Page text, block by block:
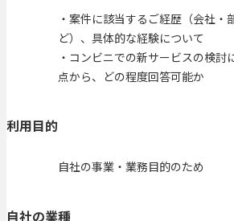
・案件に該当するご経歴（会社・
ど）、具体的な経験について
・コンビニでの新サービスの検討
点から、どの程度回答可能か
利用目的
自社の事業・業務目的のため
自社の業種